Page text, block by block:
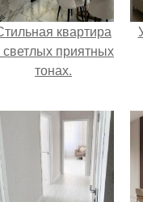
квартира
светлых приятных
тонах.